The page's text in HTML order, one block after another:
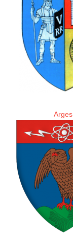
Arges